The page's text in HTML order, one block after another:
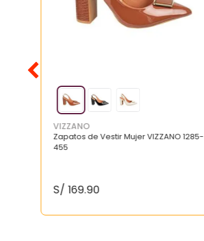
VIZZANO
Zapatos de Vestir Mujer VIZZANO 1285-
455
S/ 169.90